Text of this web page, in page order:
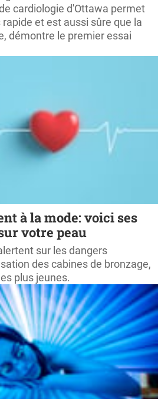
cardiologie d'Ottawa permet
et est aussi sûre que la
démontre le premier essai
à la mode: voici ses
votre peau
sur les dangers
des cabines de bronzage,
plus jeunes.